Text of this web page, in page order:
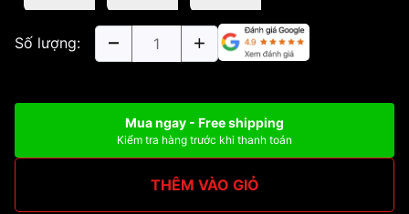
Số lượng:
Mua ngay - Free shipping
Kiểm tra hàng trước khi thanh toán
THÊM VÀO GIỎ